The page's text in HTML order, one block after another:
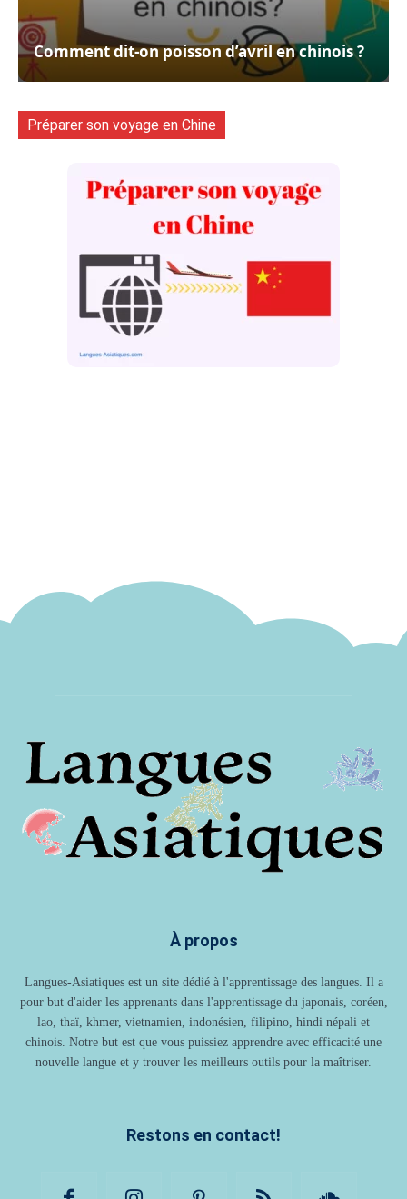
Comment dit-on poisson d’avril en chinois ?
Préparer son voyage en Chine
À propos
Langues-Asiatiques est un site dédié à l'apprentissage des langues. Il a
pour but d'aider les apprenants dans l'apprentissage du japonais, coréen,
lao, thaï, khmer, vietnamien, indonésien, filipino, hindi népali et
chinois. Notre but est que vous puissiez apprendre avec efficacité une
nouvelle langue et y trouver les meilleurs outils pour la maîtriser.
Restons en contact!